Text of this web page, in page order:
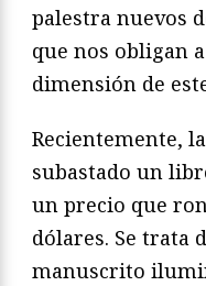
palestra nuevos
que nos obligan
dimensión de
Recientemente,
subastado un
un precio que
dólares. Se trata
manuscrito